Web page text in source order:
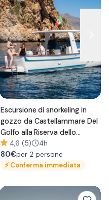
Escursione di snorkeling in
gozzo da Castellammare Del
Golfo alla Riserva dello
Zingaro
4,6 (5) 4h
80€per 2 persone
⚡Conferma immediata